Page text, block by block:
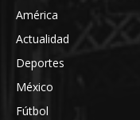
América
Actualidad
Deportes
México
Fútbol